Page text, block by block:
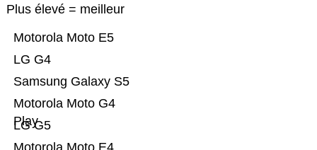
Plus élevé = meilleur
LG G5
Motorola Moto G4
Play
Samsung Galaxy S5
LG G4
Motorola Moto E5